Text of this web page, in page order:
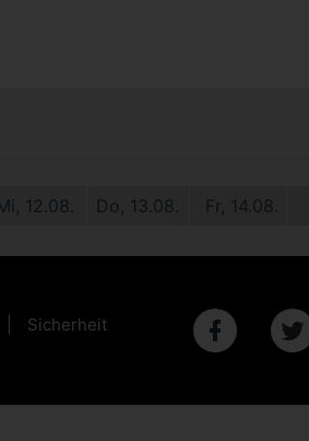
12.08. Do, 13.08. Fr, 14.08.
Sicherheit